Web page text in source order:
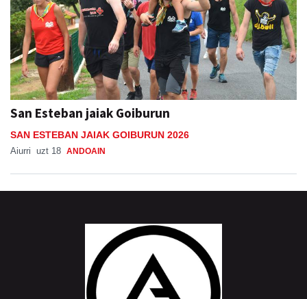
San Esteban jaiak Goiburun
SAN ESTEBAN JAIAK GOIBURUN 2026
Aiurri uzt 18 ANDOAIN